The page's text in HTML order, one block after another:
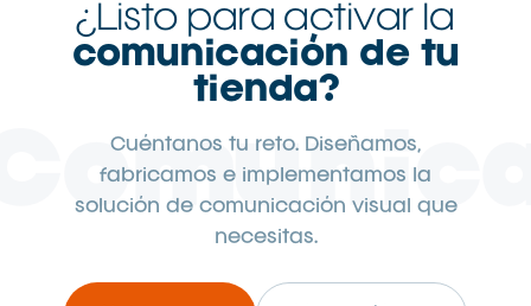
¿Listo para activar la
comunicación de tu
tienda?
Cuéntanos tu reto. Diseñamos,
fabricamos e implementamos la
solución de comunicación visual que
necesitas.